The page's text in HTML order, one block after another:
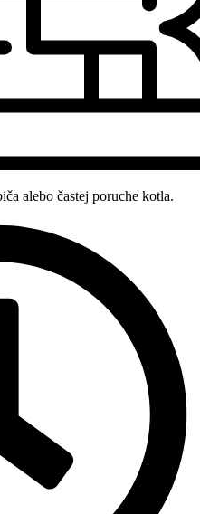
alebo častej poruche kotla.